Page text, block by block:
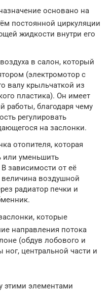
основано на
постоянной циркуляции
жидкости внутри его
в салон, который
(электромотор с
валу крыльчаткой из
пластика). Он имеет
работы, благодаря чему
регулировать
на заслонки.
отопителя, которая
или уменьшить
В зависимости от её
воздушной
радиатор печки и
которые
направления потока
(обдув лобового и
ног, центральной части и
этими элементами